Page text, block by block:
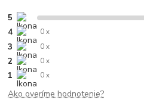
5
4 0 x
3 0 x
2 0 x
1 0 x
Ako overíme hodnotenie?